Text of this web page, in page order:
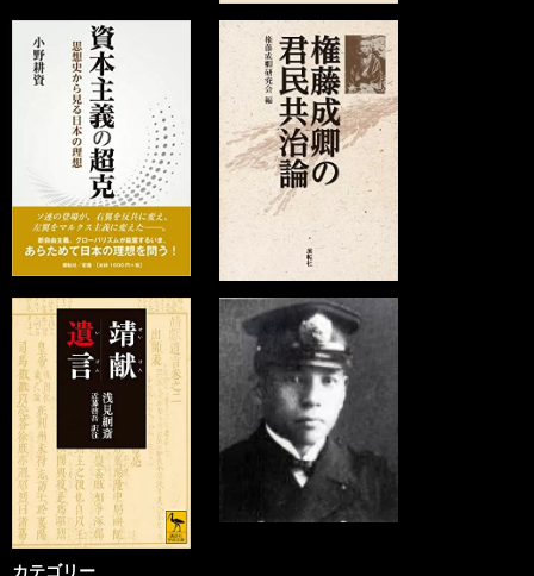
カテゴリー